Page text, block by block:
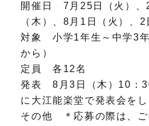
開催日 7月25日（火）、
（木）、8月1日（火）、2
対象 小学1年生～中学3
から）
定員 各12名
発表 8月3日（木）10：
に大江能楽堂で発表会を
その他 ＊応募の際は、ご